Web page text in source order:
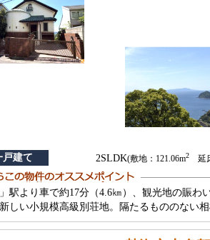
戸建て 2SLDK(敷地：121.06m2延床
駅より車で約17分（4.6㎞）、観光地の賑
しい小規模高級別荘地。隔たるもののない